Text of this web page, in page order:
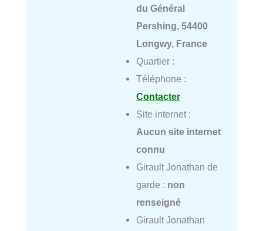
du Général
Pershing, 54400
Longwy, France
Quartier :
Téléphone :
Contacter
Site internet :
Aucun site internet
connu
Girault Jonathan de
garde : non
renseigné
Girault Jonathan